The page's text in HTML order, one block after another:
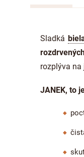
Sladká
rozplýva na
JANEK, to